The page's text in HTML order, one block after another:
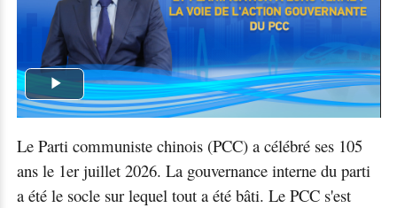
Play
Le Parti communiste chinois (PCC) a célébré ses 105
ans le 1er juillet 2026. La gouvernance interne du parti
a été le socle sur lequel tout a été bâti. Le PCC s'est